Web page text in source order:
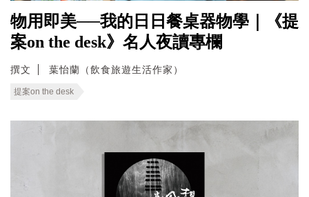
物用即美──我的日日餐桌器物學｜《提
案on the desk》名人夜讀專欄
撰文 葉怡蘭（飲食旅遊生活作家）
提案on the desk